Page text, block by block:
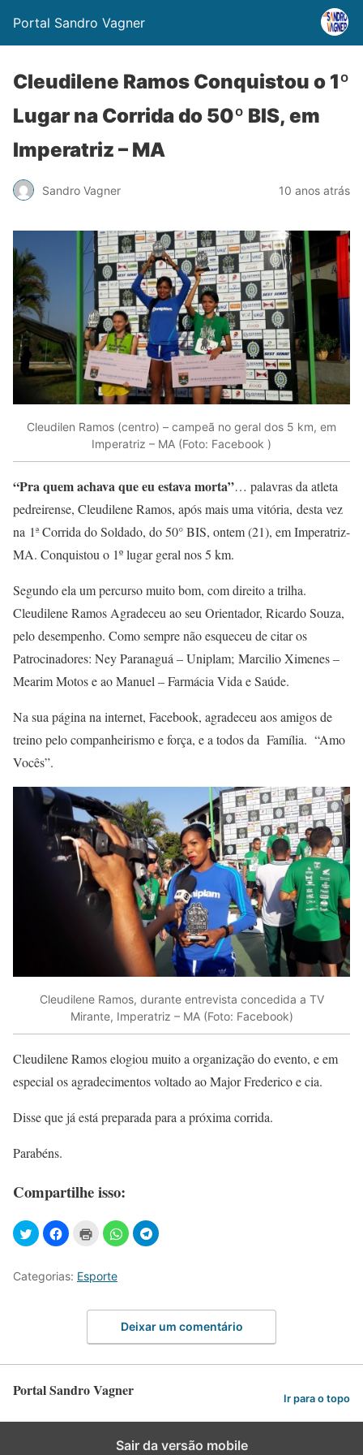
Portal Sandro Vagner
Cleudilene Ramos Conquistou o 1º
Lugar na Corrida do 50º BIS, em
Imperatriz – MA
Sandro Vagner 10 anos atrás
Cleudilen Ramos (centro) – campeã no geral dos 5 km, em
Imperatriz – MA (Foto: Facebook )
“Pra quem achava que eu estava morta”… palavras da atleta
pedreirense, Cleudilene Ramos, após mais uma vitória, desta vez
na 1ª Corrida do Soldado, do 50° BIS, ontem (21), em Imperatriz-
MA. Conquistou o 1º lugar geral nos 5 km.
Segundo ela um percurso muito bom, com direito a trilha.
Cleudilene Ramos Agradeceu ao seu Orientador, Ricardo Souza,
pelo desempenho. Como sempre não esqueceu de citar os
Patrocinadores: Ney Paranaguá – Uniplam; Marcilio Ximenes –
Mearim Motos e ao Manuel – Farmácia Vida e Saúde.
Na sua página na internet, Facebook, agradeceu aos amigos de
treino pelo companheirismo e força, e a todos da Família. “Amo
Vocês”.
Cleudilene Ramos, durante entrevista concedida a TV
Mirante, Imperatriz – MA (Foto: Facebook)
Cleudilene Ramos elogiou muito a organização do evento, e em
especial os agradecimentos voltado ao Major Frederico e cia.
Disse que já está preparada para a próxima corrida.
Parabéns.
Compartilhe isso:
Categorias: Esporte
Deixar um comentário
Portal Sandro Vagner Ir para o topo
Sair da versão mobile